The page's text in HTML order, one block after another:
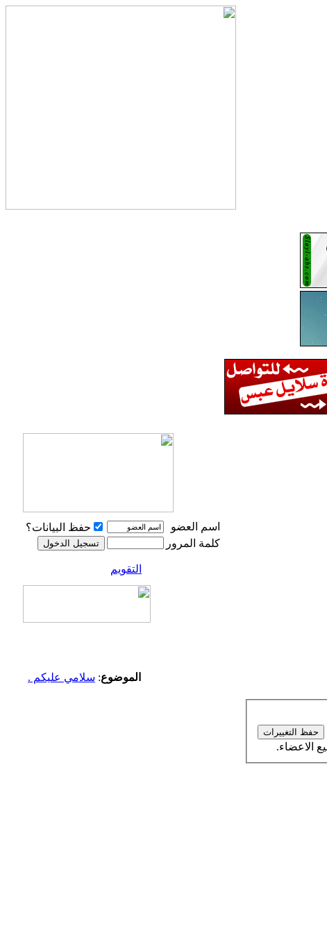
اسم العضو
حفظ البيانات؟
كلمة المرور
التقويم
الموضوع: سلامي عليكم .